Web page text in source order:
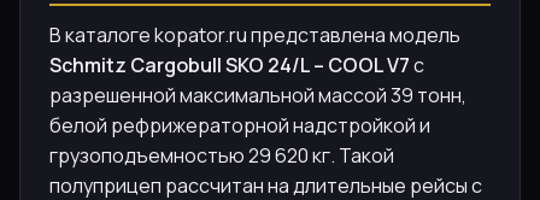
В каталоге kopator.ru представлена модель
Schmitz Cargobull SKO 24/L – COOL V7с
разрешенной максимальной массой 39 тонн,
белой рефрижераторной надстройкой и
грузоподъемностью 29 620 кг. Такой
полуприцеп рассчитан на длительные рейсы с